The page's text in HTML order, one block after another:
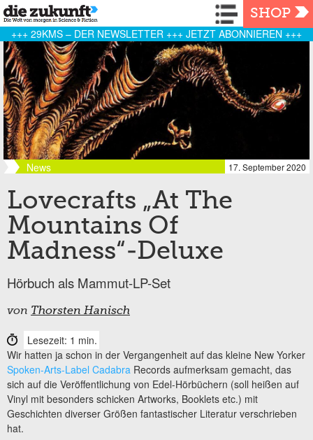
Navigation
SHOP
+++ 29KMS – DER NEWSLETTER +++ JETZT ABONNIEREN +++
News 17. September 2020
Lovecrafts „At The
Mountains Of
Madness“-Deluxe
Hörbuch als Mammut-LP-Set
von Thorsten Hanisch
Lesezeit: 1 min.
Wir hatten ja schon in der Vergangenheit auf das kleine New Yorker
Spoken-Arts-Label Cadabra Records aufmerksam gemacht, das
sich auf die Veröffentlichung von Edel-Hörbüchern (soll heißen auf
Vinyl mit besonders schicken Artworks, Booklets etc.) mit
Geschichten diverser Größen fantastischer Literatur verschrieben
hat.